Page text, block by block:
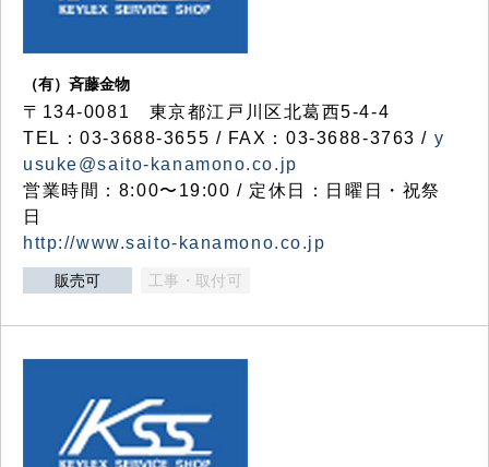
（有）斉藤金物
〒134-0081 東京都江戸川区北葛西5-4-4
TEL：03-3688-3655 / FAX：03-3688-3763 / y
usuke@saito-kanamono.co.jp
営業時間：8:00〜19:00 / 定休日：日曜日・祝祭
日
http://www.saito-kanamono.co.jp
販売可 工事・取付可